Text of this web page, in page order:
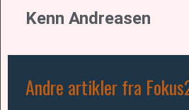
Kenn Andreasen
Andre artikler fra